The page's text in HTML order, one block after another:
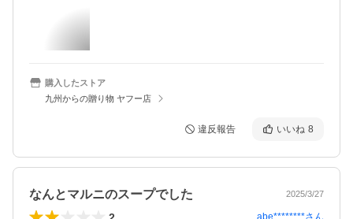
購入したストア
九州からの贈り物 ヤフー店
違反報告 いいね 8
なんとマルニのスープでした 2025/3/27
abe********さん